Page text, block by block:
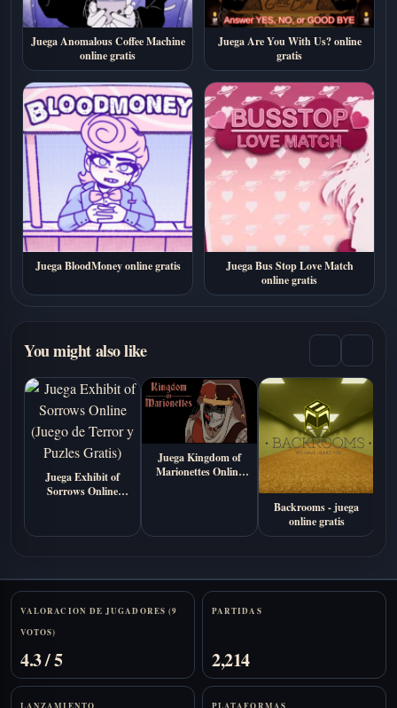
Juega Anomalous Coffee Machine
online gratis
Juega Are You With Us? online
gratis
Juega BloodMoney online gratis
Juega Bus Stop Love Match
online gratis
You might also like
Juega Exhibit of
Sorrows Online
Juega Kingdom of
Marionettes Online
Backrooms - juega
online gratis
Stats
VALORACION DE JUGADORES (9
VOTOS)
4.3 / 5
PARTIDAS
2,214